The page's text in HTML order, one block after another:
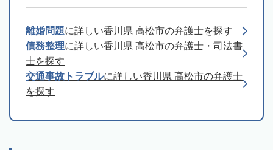
離婚問題に詳しい香川県 高松市の弁護士を探す
債務整理に詳しい香川県 高松市の弁護士・司法書
士を探す
交通事故トラブルに詳しい香川県 高松市の弁護士
を探す